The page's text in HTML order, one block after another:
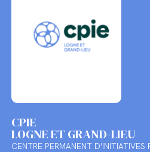
CPIE
LOGNE ET GRAND-LIEU
CENTRE PERMANENT D'INITIATIVES